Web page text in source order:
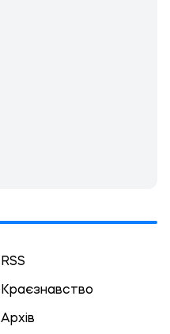
RSS
Краєзнавство
Архів